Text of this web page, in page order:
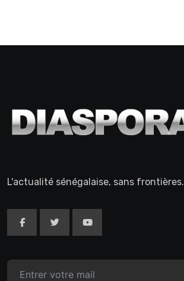
L'actualité sénégalaise, sans frontières.